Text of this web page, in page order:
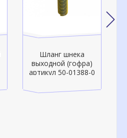
Шланг шнека
выходной (гофра)
артикул 50-01388-0